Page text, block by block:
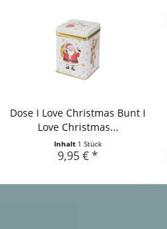
Dose I Love Christmas Bunt I
Love Christmas...
Inhalt 1 Stück
9,95 € *